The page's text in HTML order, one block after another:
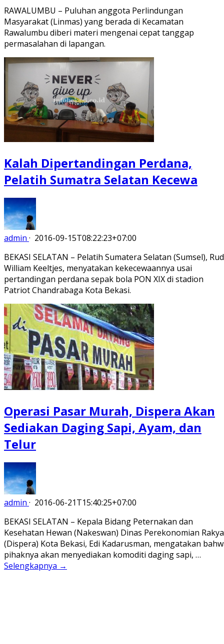
RAWALUMBU – Puluhan anggota Perlindungan
Masyarakat (Linmas) yang berada di Kecamatan
Rawalumbu diberi materi mengenai cepat tanggap
permasalahan di lapangan.
Kalah Dipertandingan Perdana,
Pelatih Sumatra Selatan Kecewa
admin · 2016-09-15T08:22:23+07:00
BEKASI SELATAN – Pelatih Sumatera Selatan (Sumsel),
William Keeltjes, menyatakan kekecewaannya usai
pertandingan perdana sepak bola PON XIX di stadion
Patriot Chandrabaga Kota Bekasi.
Operasi Pasar Murah, Dispera Akan
Sediakan Daging Sapi, Ayam, dan
Telur
admin · 2016-06-21T15:40:25+07:00
BEKASI SELATAN – Kepala Bidang Peternakan dan
Kesehatan Hewan (Nakeswan) Dinas Perekonomian
(Dispera) Kota Bekasi, Edi Kadarusman, mengatakan
pihaknya akan menyediakan komoditi daging sapi, …
Selengkapnya →